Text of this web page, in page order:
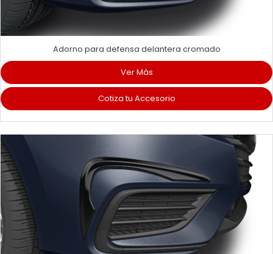
Adorno para defensa delantera cromado
Ver Más
Cotiza tu Accesorio